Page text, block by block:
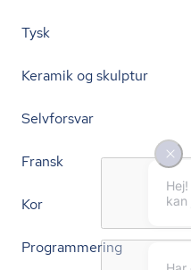
Tysk
Keramik og skulptur
Selvforsvar
Fransk
Kor
Programmering